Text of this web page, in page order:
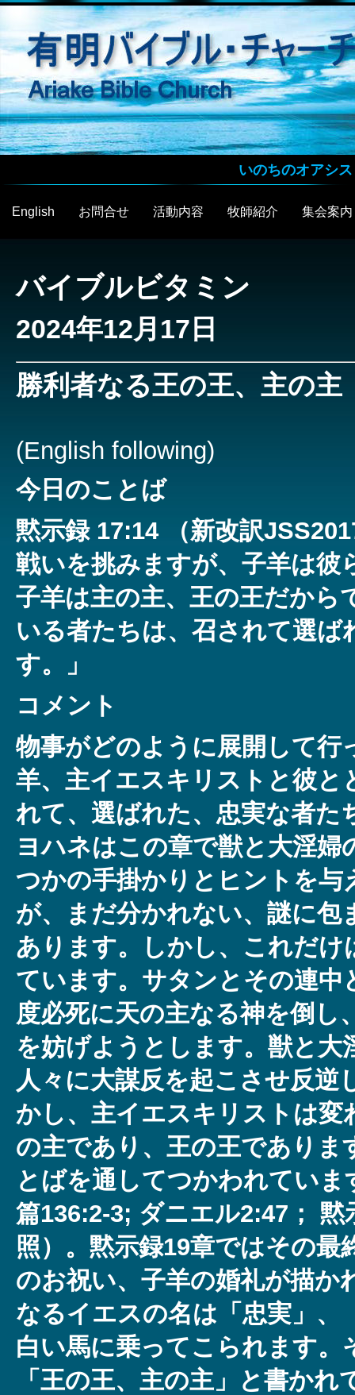
いのちのオアシス
English お問合せ 活動内容 牧師紹介 集会案内
バイブルビタミン
2024年12月17日
勝利者なる王の王、主の主
(English following)
今日のことば
黙示録 17:14 （新改訳
戦いを挑みますが、子羊は彼
子羊は主の主、王の王だから
いる者たちは、召されて選ば
す。」
コメント
物事がどのように展開して行
羊、主イエスキリストと彼と
れて、選ばれた、忠実な者た
ヨハネはこの章で獣と大淫婦
つかの手掛かりとヒントを与
が、まだ分かれない、謎に包
あります。しかし、これだけ
ています。サタンとその連中
度必死に天の主なる神を倒し
を妨げようとします。獣と大
人々に大謀反を起こさせ反逆
かし、主イエスキリストは変
の主であり、王の王でありま
とばを通してつかわれていま
篇136:2-3; ダニエル2:47； 黙
照）。黙示録19章ではその最
のお祝い、子羊の婚礼が描か
なるイエスの名は「忠実」、
白い馬に乗ってこられます。
「王の王、主の主」と書か